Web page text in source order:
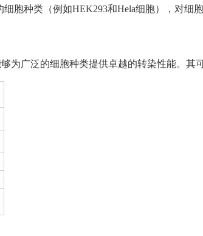
胞种类（例如HEK293和Hela细胞），对细
为广泛的细胞种类提供卓越的转染性能。其